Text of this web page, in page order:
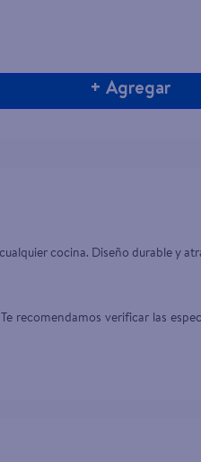
+ Agregar
cocina. Diseño durable y
recomendamos verificar las